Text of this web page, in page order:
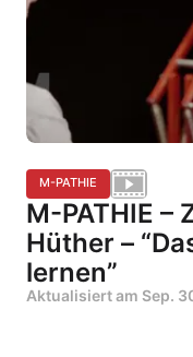
M-PATHIE
M-PATHIE –
Hüther –
lernen”
Aktualisiert am Sep.